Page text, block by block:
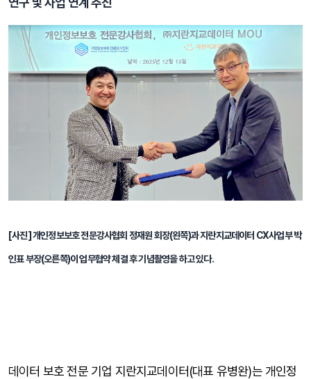
[사진] 개인정보보호 전문강사협회 정재원 회장(왼쪽)과 지란지교데이터 CX사업부 박
인표 부장(오른쪽)이 업무협약 체결 후 기념촬영을 하고 있다.
데이터 보호 전문 기업 지란지교데이터(대표 유병완)는 개인정